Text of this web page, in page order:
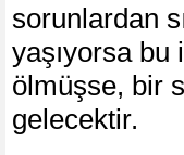
sorunlardan
yaşıyorsa bu
ölmüşse, bir
gelecektir.